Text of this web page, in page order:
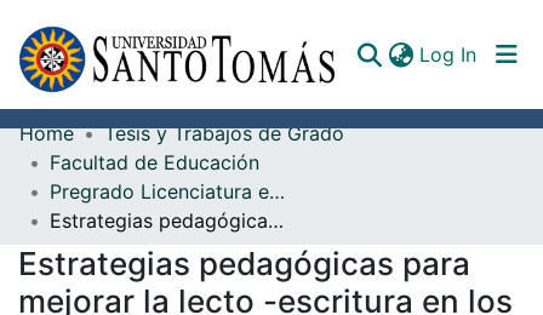
Log In
Communities & Collections
All of DSpace
Documents
Home
Tesis y Trabajos de Grado
Facultad de Educación
Pregrado Licenciatura en Lengua Castellana y Literatura
Estrategias pedagógicas para mejorar la lecto -escritura en los niños y niñas de los grados tercero y cuarto del Centro Educativo El Limón del Municipio de San Benito Abad, en el Departamento de Sucre.
Estrategias pedagógicas para
mejorar la lecto -escritura en los